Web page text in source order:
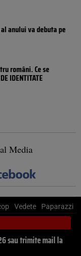
anului va debuta pe
români. Ce se
IDENTITATE
Media
Vedete Paparazzi
sau trimite mail la